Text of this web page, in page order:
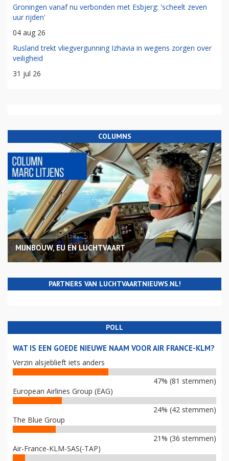
Groningen vanaf nu verbonden met Esbjerg: 'scheelt zeven
uur rijden'
04 aug 26
Rusland trekt vliegvergunning Izhavia in wegens zorgen over
veiligheid
31 jul 26
COLUMNS
MIJNBOUW, EU EN LUCHTVAART
PARTNERS VAN LUCHTVAARTNIEUWS.NL!
POLL
WAT IS EEN GOEDE NIEUWE NAAM VOOR AIR FRANCE-KLM?
Verzin alsjeblieft iets anders
47% (81 stemmen)
European Airlines Group (EAG)
24% (42 stemmen)
The Blue Group
21% (36 stemmen)
Air-France-KLM-SAS(-TAP)